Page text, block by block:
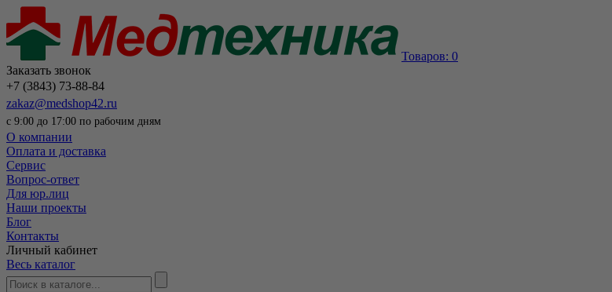
Товаров: 0
Заказать звонок
+7 (3843) 73-88-84
zakaz@medshop42.ru
с 9:00 до 17:00 по рабочим дням
О компании
Оплата и доставка
Сервис
Вопрос-ответ
Для юр.лиц
Наши проекты
Блог
Контакты
Личный кабинет
Весь каталог